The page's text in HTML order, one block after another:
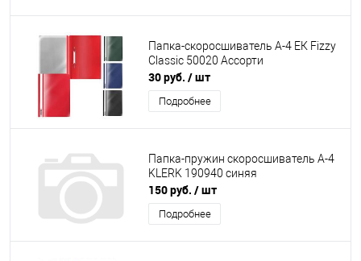
Папка-скоросшиватель А-4 ЕК Fizzy
Classic 50020 Ассорти
30 руб. / шт
Подробнее
Папка-пружин скоросшиватель А-4
KLERK 190940 синяя
150 руб. / шт
Подробнее